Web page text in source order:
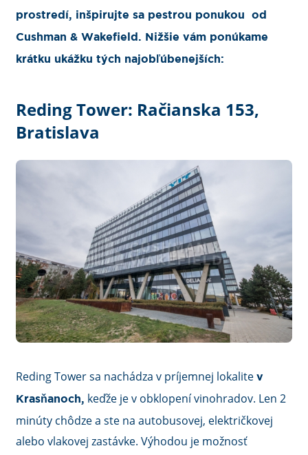
prostredí, inšpirujte sa pestrou ponukou od
Cushman & Wakefield. Nižšie vám ponúkame
krátku ukážku tých najobľúbenejších:
Reding Tower: Račianska 153,
Bratislava
Reding Tower sa nachádza v príjemnej lokalite v
Krasňanoch, keďže je v obklopení vinohradov. Len 2
minúty chôdze a ste na autobusovej, električkovej
alebo vlakovej zastávke. Výhodou je možnosť